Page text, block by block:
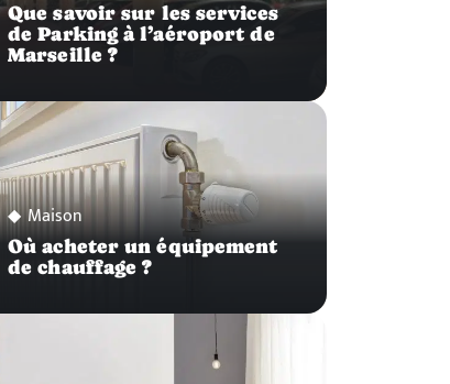
Que savoir sur les services
de Parking à l’aéroport de
Marseille ?
Maison
Où acheter un équipement
de chauffage ?